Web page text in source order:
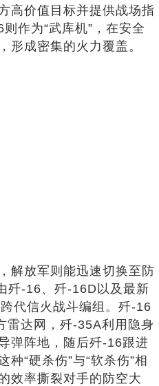
高价值目标并提供战场指
作为“武库机”，在安全
形成密集的火力覆盖。
解放军则能迅速切换至防
歼-16、歼-16D以及最新
代信火战斗编组。歼-16
雷达网，歼-35A利用隐身
弹阵地，随后歼-16跟进
“硬杀伤”与“软杀伤”相
效率撕裂对手的防空大